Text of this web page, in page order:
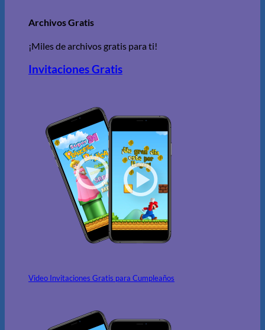
Archivos Gratis
¡Miles de archivos gratis para ti!
Invitaciones Gratis
Video Invitaciones Gratis para Cumpleaños